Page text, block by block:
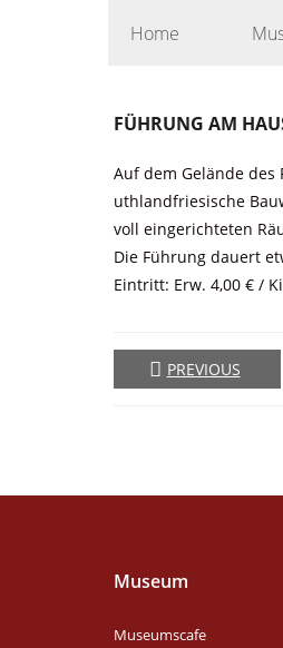
Home
FÜHRUNG AM
Auf dem Gelände des
uthlandfriesische
voll eingerichteten
Die Führung dauert
Eintritt: Erw. 4,00 € /
PREVIOUS
Museum
Museumscafe